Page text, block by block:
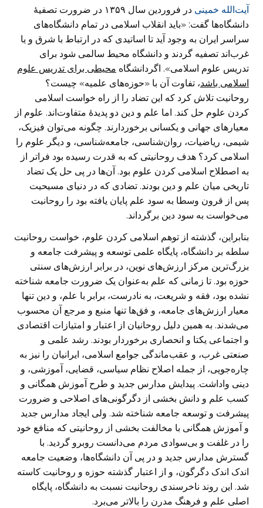
آیت‌الله خمینی
در فروردین سال ۱۳۵۹ در ضرورت تصفیهٔ
دانشگاه‌ها گفت: «باید انقلاب اسلامی در تمام دانشگاه‌های
سراسر ایران به وجود آید تا اساتیدی که در ارتباط با شرق و یا
غرب‌اند تصفیه گردند و دانشگاه محیط سالمی شود برای
تدریس علوم اسلامی». اگردانشگاه محیطی برای تدریس علوم
اسلامی باشد، تفاوت آن با «حوزه‌های علمیه» چیست؟
روحانیت تلاش کرد که این تضاد را از راه خواست اسلامی
کردن علوم حل کند. اما علم و دین دو پدیدۀ متفاوت‌اند. علوم از
معیارهای جهانی و یکسانی برخوردارند. چگونه می‌توان فیزیک،
شیمی، ریاضیات، روان‌شناسی، جامعه‌شناسی، و دیگر علوم را
اسلامی کرد؟ هدف روحانیتی که به قدرت رسیده بود فراتر از
به اصطلاح اسلامی کردن علوم بود. آن‌ها در پی حل یک تضاد
تاریخی میان علم و دین بودند. تضادی که در دنیای مسیحیت
پس از قرون وسطا به سود علم پایان یافته بود را روحانیت
می‌خواست به سود دین برگرداند.
بنابراین، گذشته از توهم اسلامی کردن علوم، خواست روحانیت
سلطه بر دانشگاه، پایگاه علمی توسعه و پیشرفت جامعه و
بزرگ‌ترین مرکز ارزش‌های نوین، در برابر ارزش‌های سنتی
حوزه بود. تا زمانی که علم به‌عنوان یک ضرورت جامعه شناخته
نشده بود، فقه و شریعت، به نادرست، برابر با علم، و دین تنها
معیار ارزش‌های جامعه، و فق‌ها تنها منبع و مرجع آن محسوب
می‌شدند. به همین دلیل روحانیان از اعتبار و امتیازات اقتصادی
و اجتماعی یکتا و انحصاری برخوردار بودند. رشد علمی و
صنعتی غرب، و عقب‌ماندگی جوامع اسلامی، ایرانیان را نیز به
چاره‌جویی، از جمله اصلاح نظام سیاسی، قضایی، آموزشی، و
دینی واداشت. پیدایش مدارس جدید و طرح آموزش همگانی و
کسب علم و دانش بخشی از دگرگونی‌های اصلاحی و ضرورت
پیشرفت و توسعه جامعه شناخته شد. ولی ایجاد مدارس جدید
و آموزش همگانی با مخالفت بخشی از روحانیتی که منافع خود
را در غلفت و بی‌سوادی مردم می‌دانست روبرو گردید. با
گسترش مدارس جدید و در پی آن دانشگاه‌ها، وضعیت جامعه
اندک اندک دگرگون، و از اعتبار گذشته حوزه و روحانیت کاسته
شد. این روند ناخرسندی روحانیت نسبت به دانشگاه، پایگاه
اصلی علم و فرهنگ مدرن را بالا‌تر می‌برد.